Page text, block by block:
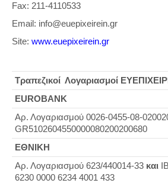
Fax: 211-4110533
Email: info@euepixeirein.gr
Site: www.euepixeirein.gr
Τραπεζικοί Λογαριασμοί
EUROBANK
Aρ. Λογαριασμού 0026-0455-08-
GR5102604550000080200200680
ΕΘΝΙΚΗ
Aρ. Λογαριασμού 623/440014-33 και
6230 0000 6234 4001 433